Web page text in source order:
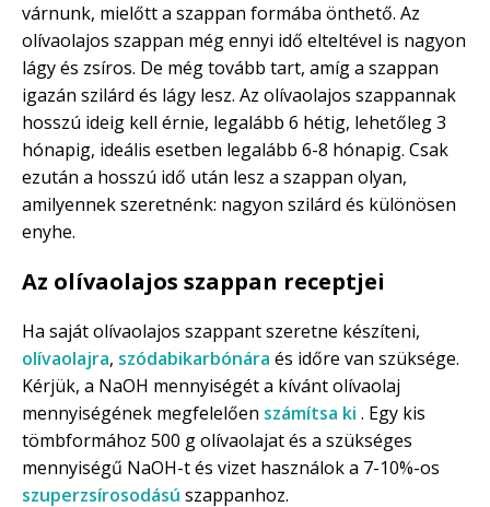
várnunk, mielőtt a szappan formába önthető. Az
olívaolajos szappan még ennyi idő elteltével is nagyon
lágy és zsíros. De még tovább tart, amíg a szappan
igazán szilárd és lágy lesz. Az olívaolajos szappannak
hosszú ideig kell érnie, legalább 6 hétig, lehetőleg 3
hónapig, ideális esetben legalább 6-8 hónapig. Csak
ezután a hosszú idő után lesz a szappan olyan,
amilyennek szeretnénk: nagyon szilárd és különösen
enyhe.
Az olívaolajos szappan receptjei
Ha saját olívaolajos szappant szeretne készíteni,
olívaolajra, szódabikarbónára és időre van szüksége.
Kérjük, a NaOH mennyiségét a kívánt olívaolaj
mennyiségének megfelelően számítsa ki . Egy kis
tömbformához 500 g olívaolajat és a szükséges
mennyiségű NaOH-t és vizet használok a 7-10%-os
szuperzsírosodású szappanhoz.